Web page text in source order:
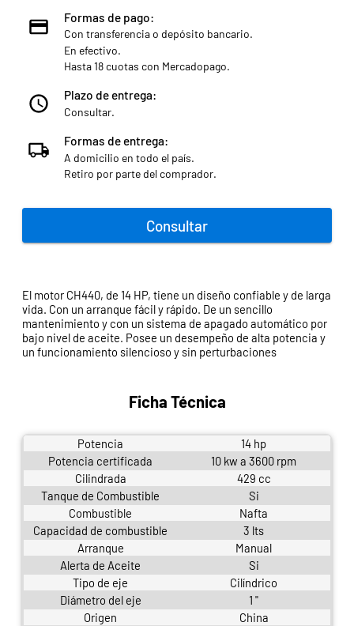
Formas de pago:
Con transferencia o depósito bancario.
En efectivo.
Hasta 18 cuotas con Mercadopago.
Plazo de entrega:
Consultar.
Formas de entrega:
A domicilio en todo el país.
Retiro por parte del comprador.
Consultar
El motor CH440, de 14 HP, tiene un diseño confiable y de larga
vida. Con un arranque fácil y rápido. De un sencillo
mantenimiento y con un sistema de apagado automático por
bajo nivel de aceite. Posee un desempeño de alta potencia y
un funcionamiento silencioso y sin perturbaciones
Ficha Técnica
Potencia
14 hp
Potencia certificada
10 kw a 3600 rpm
Cilindrada
429 cc
Tanque de Combustible
Si
Combustible
Nafta
Capacidad de combustible
3 lts
Arranque
Manual
Alerta de Aceite
Si
Tipo de eje
Cilíndrico
Diámetro del eje
1 "
Origen
China